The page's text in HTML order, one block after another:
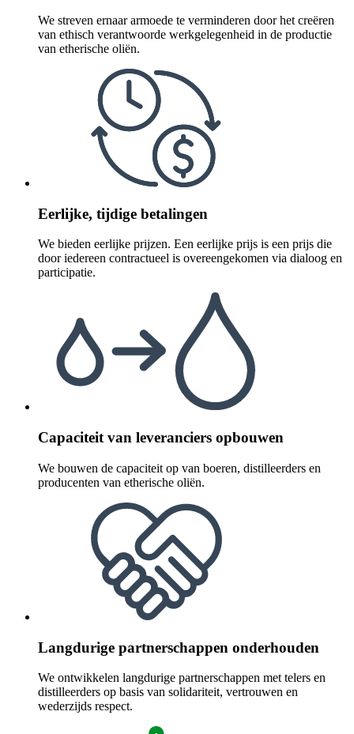
We streven ernaar armoede te verminderen door het creëren
van ethisch verantwoorde werkgelegenheid in de productie
van etherische oliën.
Eerlijke, tijdige betalingen
We bieden eerlijke prijzen. Een eerlijke prijs is een prijs die
door iedereen contractueel is overeengekomen via dialoog en
participatie.
Capaciteit van leveranciers opbouwen
We bouwen de capaciteit op van boeren, distilleerders en
producenten van etherische oliën.
Langdurige partnerschappen onderhouden
We ontwikkelen langdurige partnerschappen met telers en
distilleerders op basis van solidariteit, vertrouwen en
wederzijds respect.